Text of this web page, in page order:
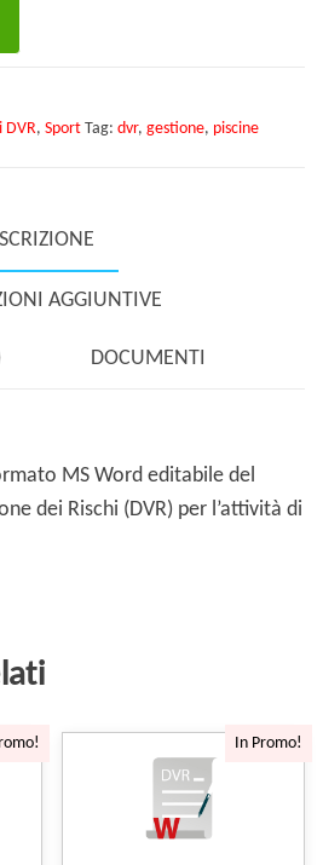
DVR, Sport Tag: dvr, gestione, piscine
AGGIUNTIVE
DOCUMENTI
MS Word editabile del
dei Rischi (DVR) per l’attività di
In Promo!